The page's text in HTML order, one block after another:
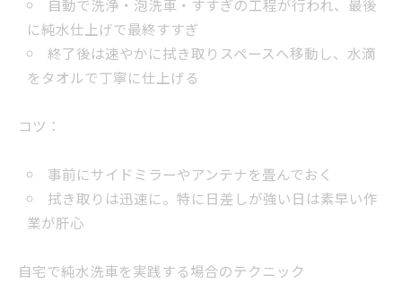
自動で洗浄・泡洗車・すすぎの工程が行われ、最後
に純水仕上げで最終すすぎ
終了後は速やかに拭き取りスペースへ移動し、水滴
をタオルで丁寧に仕上げる
コツ：
事前にサイドミラーやアンテナを畳んでおく
拭き取りは迅速に。特に日差しが強い日は素早い作
業が肝心
自宅で純水洗車を実践する場合のテクニック